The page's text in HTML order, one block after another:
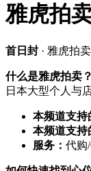
雅虎拍
首日封 · 雅虎拍
什么是雅虎拍卖？
日本大型个人与
本频道支持
本频道支持
服务： 代购